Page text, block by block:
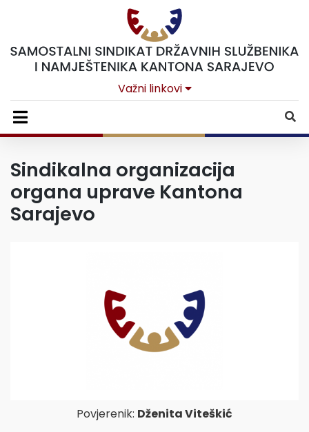
Važni linkovi
Sindikalna organizacija
organa uprave Kantona
Sarajevo
Povjerenik: Dženita Viteškić